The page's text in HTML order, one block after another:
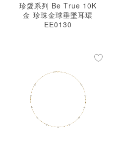
珍愛系列 Be True 10K
金 珍珠金球垂墜耳環
EE0130